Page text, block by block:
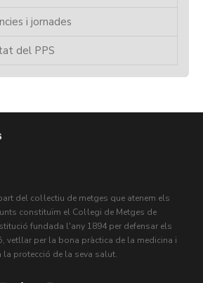
i jornades
del PPS
del col·lectiu de metges que atenem els
constituïm el Col·legi de Metges de
fundada l'any 1894 per defensar els
vetllar per la bona pràctica de la medicina i
la protecció de la seva salut.